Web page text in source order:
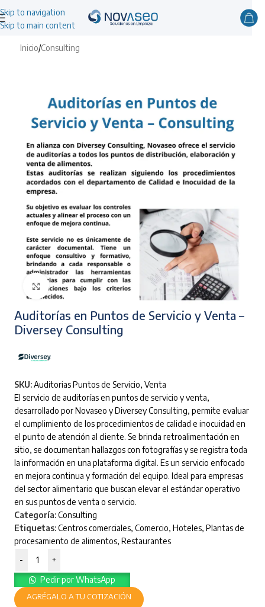
Skip to navigation
Skip to main content
Inicio/Consulting
Clic para ampliar
Auditorías en Puntos de Servicio y Venta –
Diversey Consulting
SKU:Auditorias Puntos de Servicio, Venta
El servicio de auditorías en puntos de servicio y venta,
desarrollado por Novaseo y Diversey Consulting, permite evaluar
el cumplimiento de los procedimientos de calidad e inocuidad en
el punto de atención al cliente. Se brinda retroalimentación en
sitio, se documentan hallazgos con fotografías y se registra toda
la información en una plataforma digital. Es un servicio enfocado
en mejora continua y formación del equipo. Ideal para empresas
del sector alimentario que buscan elevar el estándar operativo
en sus puntos de venta o servicio.
Categoría:Consulting
Etiquetas:Centros comerciales, Comercio, Hoteles, Plantas de
procesamiento de alimentos, Restaurantes
-
+
Pedir por WhatsApp
AGRÉGALO A TU COTIZACIÓN